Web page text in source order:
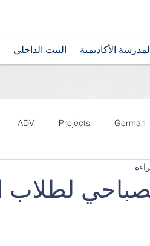
الأكاديمية البيت الداخلي
German
Projects
ADV